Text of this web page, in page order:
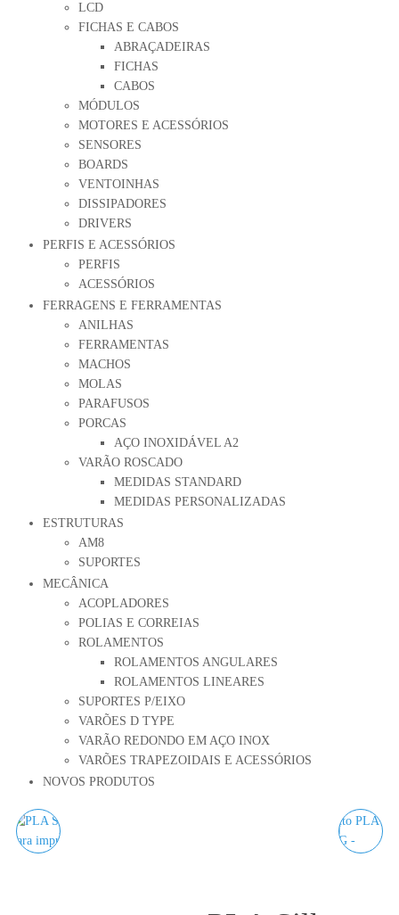
LCD
FICHAS E CABOS
ABRAÇADEIRAS
FICHAS
CABOS
MÓDULOS
MOTORES E ACESSÓRIOS
SENSORES
BOARDS
VENTOINHAS
DISSIPADORES
DRIVERS
PERFIS E ACESSÓRIOS
PERFIS
ACESSÓRIOS
FERRAGENS E FERRAMENTAS
ANILHAS
FERRAMENTAS
MACHOS
MOLAS
PARAFUSOS
PORCAS
AÇO INOXIDÁVEL A2
VARÃO ROSCADO
MEDIDAS STANDARD
MEDIDAS PERSONALIZADAS
ESTRUTURAS
AM8
SUPORTES
MECÂNICA
ACOPLADORES
POLIAS E CORREIAS
ROLAMENTOS
ROLAMENTOS ANGULARES
ROLAMENTOS LINEARES
SUPORTES P/EIXO
VARÕES D TYPE
VARÃO REDONDO EM AÇO INOX
VARÕES TRAPEZOIDAIS E ACESSÓRIOS
NOVOS PRODUTOS
PLA SILK WHITE GOLD PLA SILK IRISH GREEN